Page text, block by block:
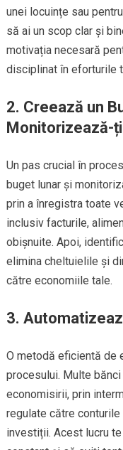
unei locuințe sau
să ai un scop clar și
motivația necesară
disciplinat în eforturile
2. Creează un
Monitorizează-
Un pas crucial în
buget lunar și
prin a înregistra toate
inclusiv facturile,
obișnuite. Apoi,
elimina cheltuielile și
către economiile tale.
3.
O metodă eficientă de
procesului. Multe
economisirii, prin
regulate către
investiții. Acest lucru